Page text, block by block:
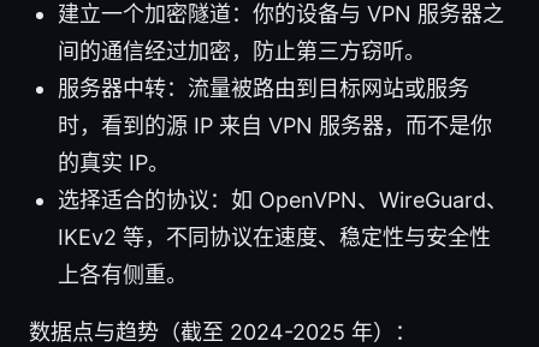
建立一个加密隧道：你的设备与 VPN 服务器之
间的通信经过加密，防止第三方窃听。
服务器中转：流量被路由到目标网站或服务
时，看到的源 IP 来自 VPN 服务器，而不是你
的真实 IP。
选择适合的协议：如 OpenVPN、WireGuard、
IKEv2 等，不同协议在速度、稳定性与安全性
上各有侧重。
数据点与趋势（截至 2024-2025 年）：